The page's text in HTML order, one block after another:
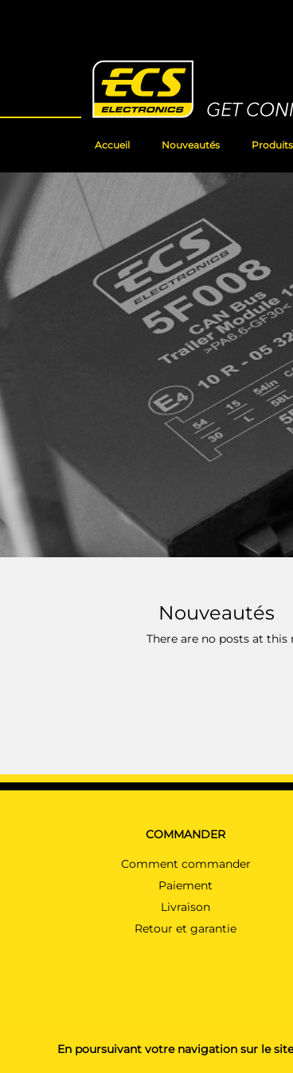
En poursuivant votre navigation sur le
Accueil Nouveautés Produits
Nouveautés
There are no posts at
COMMANDER
Comment commander
Paiement
Livraison
Retour et garantie